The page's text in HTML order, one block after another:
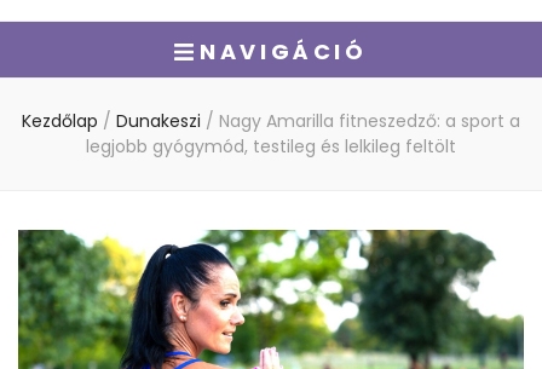
NAVIGÁCIÓ
Kezdőlap / Dunakeszi / Nagy Amarilla fitneszedző: a sport a
legjobb gyógymód, testileg és lelkileg feltölt